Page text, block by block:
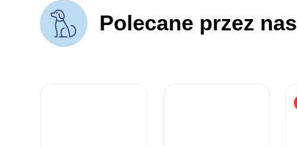
Polecane przez nas